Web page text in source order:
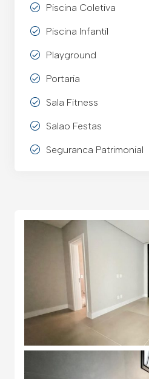
Piscina Coletiva
Piscina Infantil
Playground
Portaria
Sala Fitness
Salao Festas
Seguranca Patrimonial